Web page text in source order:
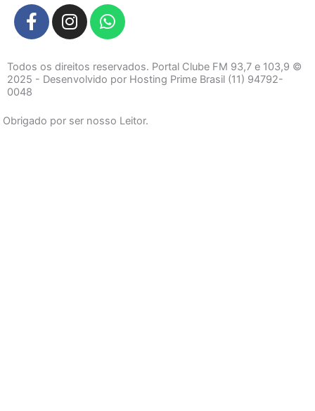
F
a
e
b
o
o
I
n
t
a
r
W
h
t
s
p
Todos os direitos reservados. Portal Clube FM 93,7 e 103,9 ©
2025 - Desenvolvido por Hosting Prime Brasil (11) 94792-
0048
Obrigado por ser nosso Leitor.